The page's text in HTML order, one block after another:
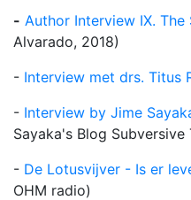
- Author Interview IX.
Alvarado, 2018)
- Interview met drs. Titus
- Interview by Jime
Sayaka's Blog Subversive
- De Lotusvijver - Is er
OHM radio)